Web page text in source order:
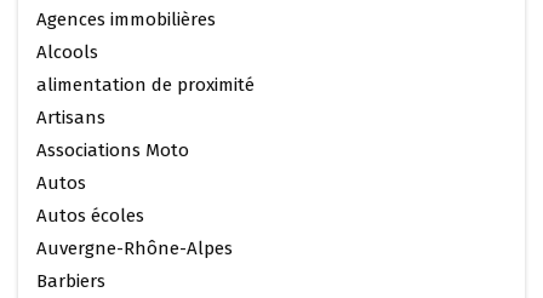
Agences immobilières
Alcools
alimentation de proximité
Artisans
Associations Moto
Autos
Autos écoles
Auvergne-Rhône-Alpes
Barbiers